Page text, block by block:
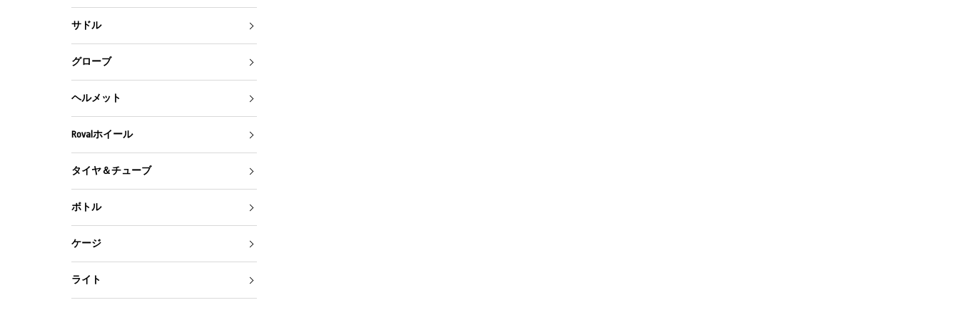
サドル
グローブ
ヘルメット
Rovalホイール
タイヤ＆チューブ
ボトル
ケージ
ライト